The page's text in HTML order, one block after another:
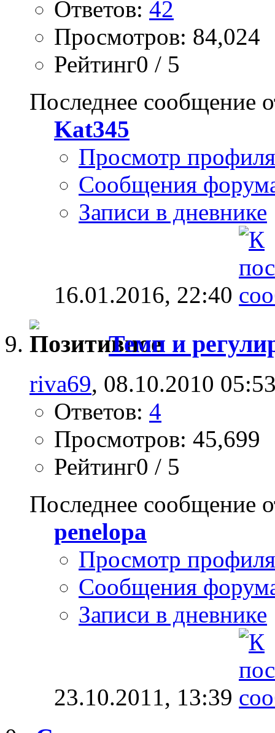
Ответов: 42
Просмотров: 84,024
Рейтинг0 / 5
Последнее сообщение
Kat345
Просмотр профиля
Сообщения
Записи в дневнике
16.01.2016, 22:40
Темп и
riva69, 08.10.2010
Ответов: 4
Просмотров: 45,699
Рейтинг0 / 5
Последнее сообщение
penelopa
Просмотр профиля
Сообщения
Записи в дневнике
23.10.2011, 13:39